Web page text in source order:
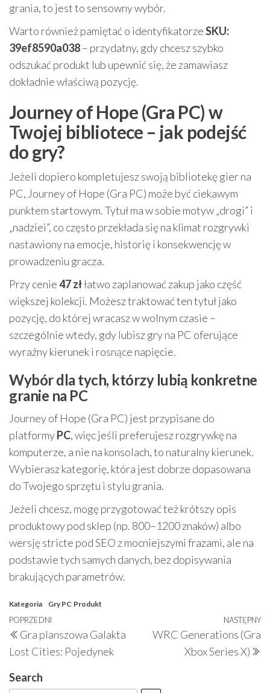
grania, to jest to sensowny wybór.
Warto również pamiętać o identyfikatorzeSKU:
39ef8590a038– przydatny, gdy chcesz szybko
odszukać produkt lub upewnić się, że zamawiasz
dokładnie właściwą pozycję.
Journey of Hope (Gra PC) w
Twojej bibliotece – jak podejść
do gry?
Jeżeli dopiero kompletujesz swoją bibliotekę gier na
PC, Journey of Hope (Gra PC) może być ciekawym
punktem startowym. Tytuł ma w sobie motyw „drogi” i
„nadziei”, co często przekłada się na klimat rozgrywki
nastawiony na emocje, historię i konsekwencję w
prowadzeniu gracza.
Przy cenie47 złłatwo zaplanować zakup jako część
większej kolekcji. Możesz traktować ten tytuł jako
pozycję, do której wracasz w wolnym czasie –
szczególnie wtedy, gdy lubisz gry na PC oferujące
wyraźny kierunek i rosnące napięcie.
Wybór dla tych, którzy lubią konkretne
granie na PC
Journey of Hope (Gra PC) jest przypisane do
platformyPC, więc jeśli preferujesz rozgrywkę na
komputerze, a nie na konsolach, to naturalny kierunek.
Wybierasz kategorię, która jest dobrze dopasowana
do Twojego sprzętu i stylu grania.
Jeżeli chcesz, mogę przygotować też krótszy opis
produktowy pod sklep (np. 800–1200 znaków) albo
wersję stricte pod SEO z mocniejszymi frazami, ale na
podstawie tych samych danych, bez dopisywania
brakujących parametrów.
Kategoria Gry PC Produkt
Nawigacja
wpisu
Poprzedni
wpis
POPRZEDNI
Gra planszowa Galakta
Lost Cities: Pojedynek
NASTĘPNY
WRC Generations (Gra
Xbox Series X)
Search